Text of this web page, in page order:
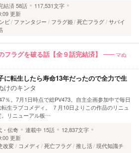
結済58話
117,531文字
更新
ビ ファンタジー フラグ姫 死亡フラグ サバイ
フラグを破る話【全９話完結済】
マぬ
に転生したら寿命13年だったので全力で生
けのキンタ
％。7月1日時点で総PV473。自主企画参加中で毎日
生ラブコメディ。 ７月10日よりこの作品のリニュ
。リニューアル板…
・伝奇 連載中 15話
12,837文字
更新
改変 コメディ 死亡フラグ 推し活 現代知識チ